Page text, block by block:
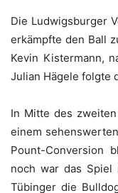
Die Ludwigsburger
erkämpfte den Ball
Kevin Kistermann,
Julian Hägele folgte
In Mitte des
einem
Pount-Conversion
noch war das Spiel
Tübinger die